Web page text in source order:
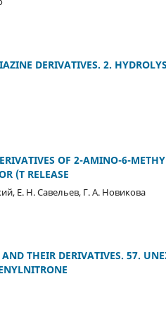
DERIVATIVES. 2.
OF 2-AMINO-6-
(T RELEASE
Е. Н. Савельев, Г. А. Новикова
THEIR DERIVATIVES. 57.